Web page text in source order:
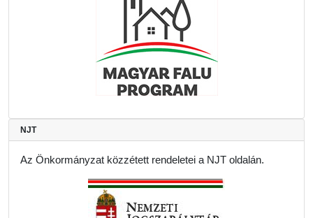
NJT
Az Önkormányzat közzétett rendeletei a NJT oldalán.